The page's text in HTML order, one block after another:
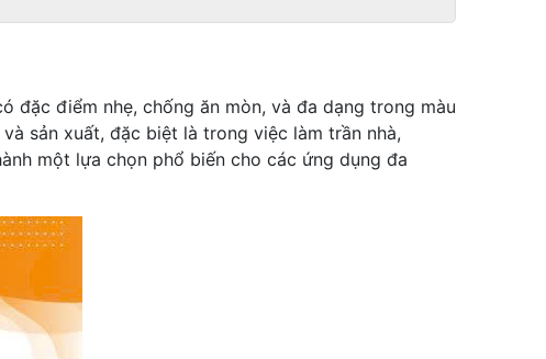
đặc điểm nhẹ, chống ăn mòn, và đa dạng trong màu
sản xuất, đặc biệt là trong việc làm trần nhà,
một lựa chọn phổ biến cho các ứng dụng đa